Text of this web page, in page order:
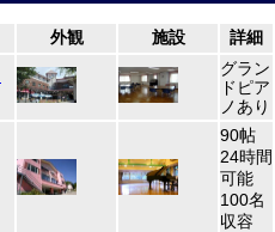
外観 施設 詳細
グラン
ドピア
ノあり
90帖
24時間
可能
100名
収容